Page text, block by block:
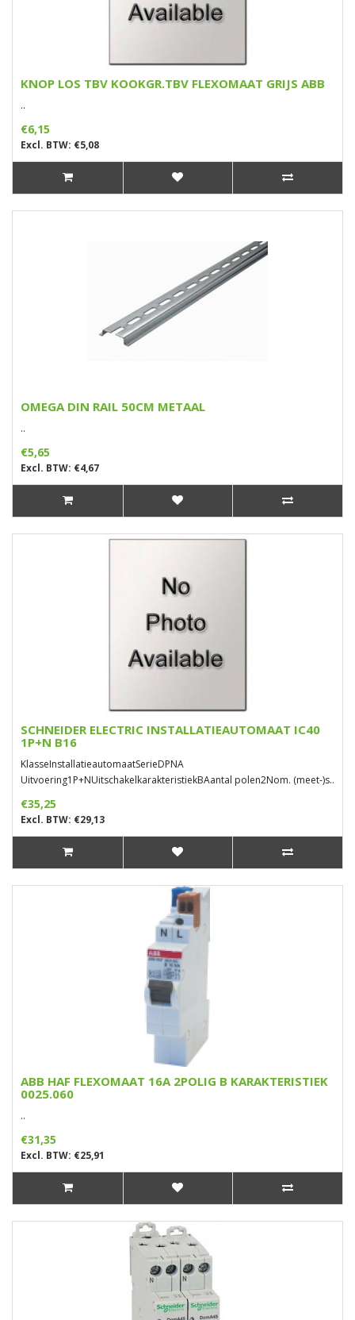
KNOP LOS TBV KOOKGR.TBV FLEXOMAAT GRIJS ABB
..
€6,15
Excl. BTW: €5,08
OMEGA DIN RAIL 50CM METAAL
..
€5,65
Excl. BTW: €4,67
SCHNEIDER ELECTRIC INSTALLATIEAUTOMAAT IC40
1P+N B16
KlasseInstallatieautomaatSerieDPNA
Uitvoering1P+NUitschakelkarakteristiekBAantal polen2Nom. (meet-)s..
€35,25
Excl. BTW: €29,13
ABB HAF FLEXOMAAT 16A 2POLIG B KARAKTERISTIEK
0025.060
..
€31,35
Excl. BTW: €25,91